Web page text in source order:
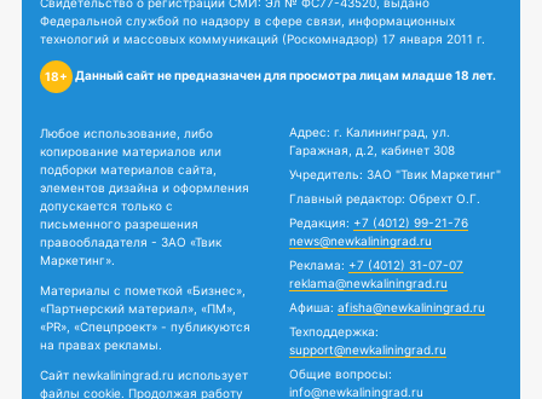
Федеральной службой по надзору в сфере связи, информационных
технологий и массовых коммуникаций (Роскомнадзор) 17 января 2011 г.
18+ Данный сайт не предназначен для просмотра лицам младше 18 лет.
Любое использование, либо
копирование материалов или
подборки материалов сайта,
элементов дизайна и оформления
допускается только с
письменного разрешения
правообладателя - ЗАО «Твик
Маркетинг».
Материалы с пометкой «Бизнес»,
«Партнерский материал», «ПМ»,
«PR», «Спецпроект» - публикуются
на правах рекламы.
Сайт newkaliningrad.ru использует
файлы cookie. Продолжая работу
Адрес: г. Калининград, ул.
Гаражная, д.2, кабинет 308
Учредитель: ЗАО "Твик Маркетинг"
Главный редактор: Обрехт О.Г.
Редакция: +7 (4012) 99-21-76
news@newkaliningrad.ru
Реклама: +7 (4012) 31-07-07
reklama@newkaliningrad.ru
Афиша: afisha@newkaliningrad.ru
Техподдержка:
support@newkaliningrad.ru
Общие вопросы:
info@newkaliningrad.ru